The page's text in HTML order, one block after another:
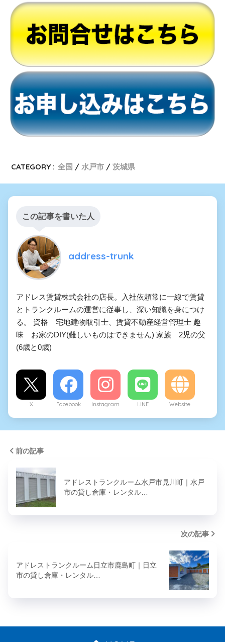
CATEGORY : 全国 水戸市 茨城県
この記事を書いた人
address-trunk
アドレス賃貸株式会社の店長。入社依頼常に一線で賃貸
とトランクルームの運営に従事し、深い知識を身につけ
る。 資格 宅地建物取引士、賃貸不動産経営管理士 趣
味 お家のDIY(難しいものはできません) 家族 2児の父
(6歳と0歳)
X Facebook Instagram LINE Website
前の記事
アドレストランクルーム水戸市見川町｜水戸
市の貸し倉庫・レンタル…
次の記事
アドレストランクルーム日立市鹿島町｜日立
市の貸し倉庫・レンタル…